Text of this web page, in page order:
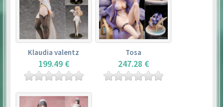
Klaudia valentz
199.49 €
Tosa
247.28 €